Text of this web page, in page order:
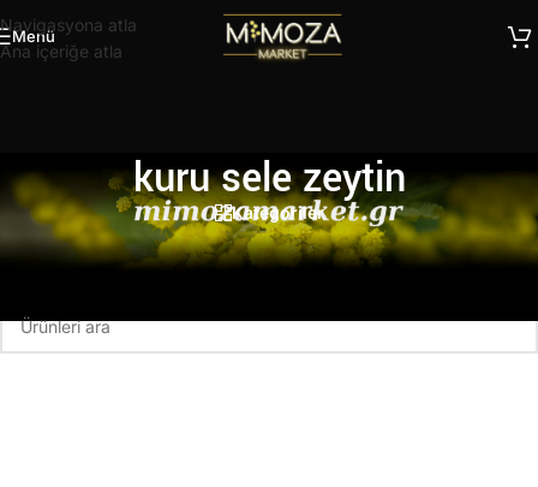
Navigasyona atla
Ana içeriğe atla
Menü
kuru sele zeytin
Kategoriler
Ana Sayfa
Ürünler “kuru sele zeytin” olarak etiketlendi